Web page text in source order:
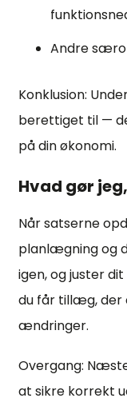
Andre
Konklusion:
berettiget til —
på din økonomi.
Hvad gør
Når satserne
planlægning og
igen, og juster
du får tillæg, der
ændringer.
Overgang:
at sikre korrekt